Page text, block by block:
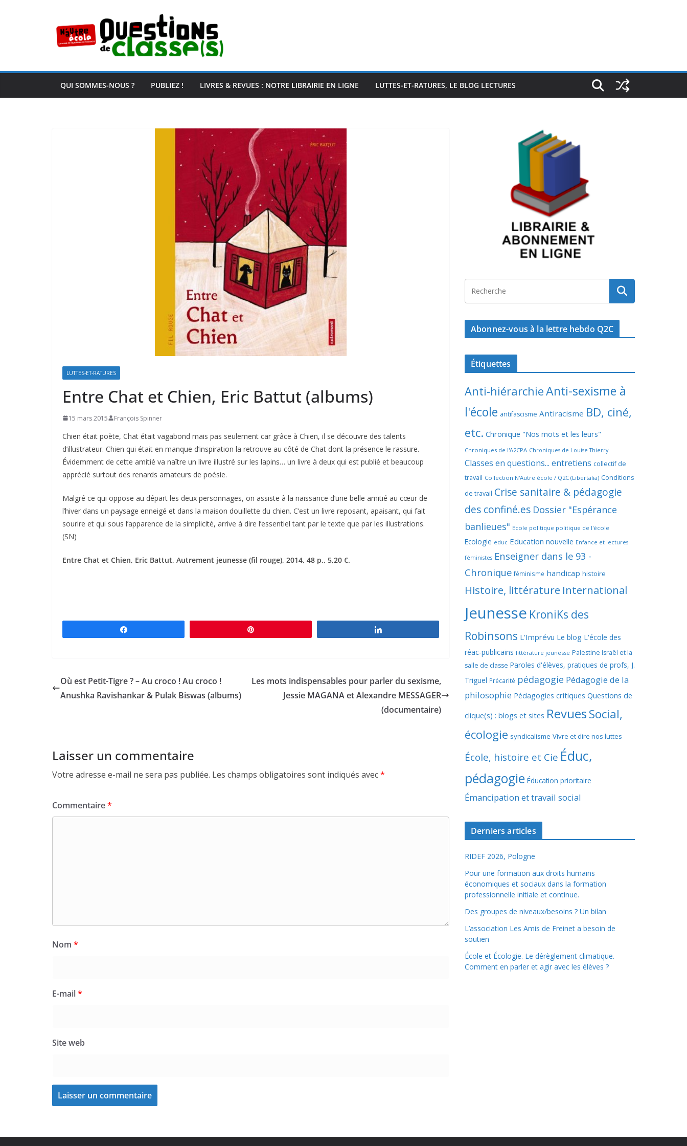
QUI SOMMES-NOUS ? PUBLIEZ ! LIVRES & REVUES : NOTRE LIBRAIRIE EN LIGNE LUTTES-ET-RATURES, LE BLOG LECTURES
LUTTES-ET-RATURES
Entre Chat et Chien, Eric Battut (albums)
15 mars 2015 François Spinner
Chien était poète, Chat était vagabond mais pas seulement car grâce à Chien, il se découvre des talents
d’illustrateur. Chien qui était en manque d’inspiration la retrouve au côté de Chat dont la présence le rassure.
Évidemment de cette amitié va naître un livre illustré sur les lapins… un livre à deux qui est publié et beaucoup
apprécié surtout des renards amateurs de poésie.
Malgré ce qui oppose au départ les deux personnages, on assiste à la naissance d’une belle amitié au cœur de
l’hiver dans un paysage enneigé et dans la maison douillette du chien. C’est un livre reposant, apaisant, qui fait
sourire et qui sous l’apparence de la simplicité, arrive à dire l’essentiel tant par le texte que par les illustrations.
(SN)
Entre Chat et Chien, Eric Battut, Autrement jeunesse (fil rouge), 2014, 48 p., 5,20 €.
Où est Petit-Tigre ? – Au croco ! Au croco !
Anushka Ravishankar & Pulak Biswas (albums)
Les mots indispensables pour parler du sexisme,
Jessie MAGANA et Alexandre MESSAGER
(documentaire)
Laisser un commentaire
Votre adresse e-mail ne sera pas publiée. Les champs obligatoires sont indiqués avec*
Commentaire*
Nom *
E-mail*
Site web
Abonnez-vous à la lettre hebdo Q2C
Étiquettes
Anti-hiérarchieAnti-sexisme à
l'école antifascisme Antiracisme BD, ciné,
etc. Chronique "Nos mots et les leurs"
Chroniques de l'A2CPA Chroniques de Louise Thierry
Classes en questions... entretiens collectif de
travail Collection N'Autre école / Q2C (Libertalia) Conditions
de travail Crise sanitaire & pédagogie
des confiné.es Dossier "Espérance
banlieues" Ecole politique politique de l'école
Ecologie educ Education nouvelle Enfance et lectures
féministes Enseigner dans le 93 -
Chronique féminisme handicap histoire
Histoire, littérature International
Jeunesse KroniKs des
Robinsons L'Imprévu Le blog L'école des
réac-publicains littérature jeunesse Palestine Israël et la
salle de classe Paroles d'élèves, pratiques de profs, J.
Triguel Précarité pédagogie Pédagogie de la
philosophie Pédagogies critiques Questions de
clique(s) : blogs et sites RevuesSocial,
écologie syndicalisme Vivre et dire nos luttes
École, histoire et Cie Éduc,
pédagogie Éducation prioritaire
Émancipation et travail social
Derniers articles
RIDEF 2026, Pologne
Pour une formation aux droits humains
économiques et sociaux dans la formation
professionnelle initiale et continue.
Des groupes de niveaux/besoins ? Un bilan
L’association Les Amis de Freinet a besoin de
soutien
École et Écologie. Le dérèglement climatique.
Comment en parler et agir avec les élèves ?